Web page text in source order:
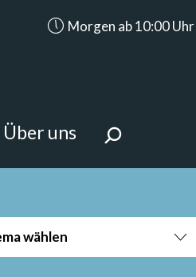
Morgen ab 10:00
Über uns
wählen